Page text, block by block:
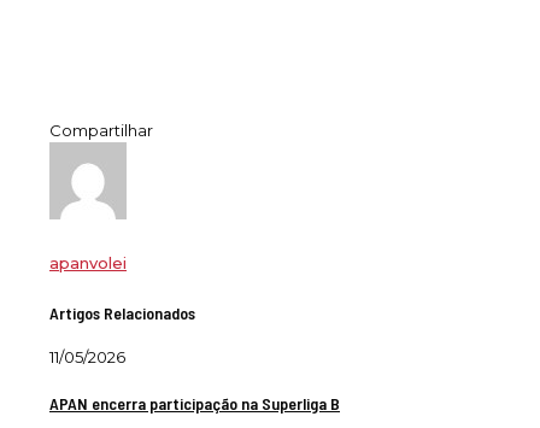
Compartilhar
apanvolei
Artigos Relacionados
11/05/2026
APAN encerra participação na Superliga B